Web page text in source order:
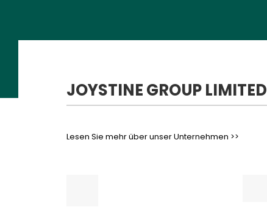
JOYSTINE GROUP LIMITED
Lesen Sie mehr über unser Unternehmen >>